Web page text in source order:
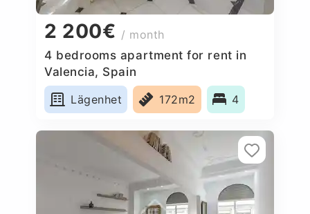
2 200€ / month
4 bedrooms apartment for rent in
Valencia, Spain
Lägenhet
172m2 4